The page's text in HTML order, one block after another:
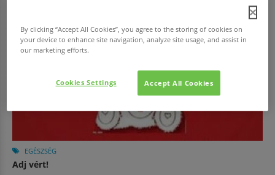
EGÉSZSÉG
Adj vért!
By clicking “Accept All Cookies”, you agree to the storing of cookies on
your device to enhance site navigation, analyze site usage, and assist in
our marketing efforts.
Accept All Cookies
Cookies Settings